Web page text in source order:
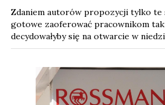
Zdaniem autorów propozycji tylko te
gotowe zaoferować pracownikom
decydowałyby się na otwarcie w